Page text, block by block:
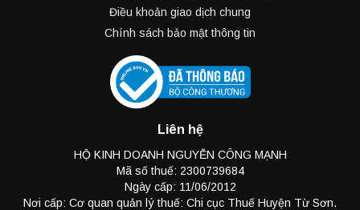
Điều khoản giao dịch chung
Chính sách bảo mật thông tin
Liên hệ
HỘ KINH DOANH NGUYỄN CÔNG MẠNH
Mã số thuế: 2300739684
Ngày cấp: 11/06/2012
Nơi cấp: Cơ quan quản lý thuế: Chi cục Thuế Huyện Từ Sơn.